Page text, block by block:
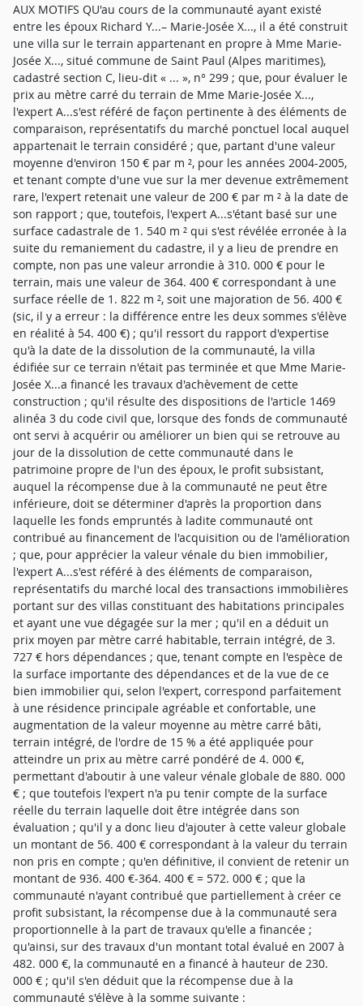
AUX MOTIFS QU'au cours de la communauté ayant existé
entre les époux Richard Y...– Marie-Josée X..., il a été construit
une villa sur le terrain appartenant en propre à Mme Marie-
Josée X..., situé commune de Saint Paul (Alpes maritimes),
cadastré section C, lieu-dit « ... », n° 299 ; que, pour évaluer le
prix au mètre carré du terrain de Mme Marie-Josée X...,
l'expert A...s'est référé de façon pertinente à des éléments de
comparaison, représentatifs du marché ponctuel local auquel
appartenait le terrain considéré ; que, partant d'une valeur
moyenne d'environ 150 € par m ², pour les années 2004-2005,
et tenant compte d'une vue sur la mer devenue extrêmement
rare, l'expert retenait une valeur de 200 € par m ² à la date de
son rapport ; que, toutefois, l'expert A...s'étant basé sur une
surface cadastrale de 1. 540 m ² qui s'est révélée erronée à la
suite du remaniement du cadastre, il y a lieu de prendre en
compte, non pas une valeur arrondie à 310. 000 € pour le
terrain, mais une valeur de 364. 400 € correspondant à une
surface réelle de 1. 822 m ², soit une majoration de 56. 400 €
(sic, il y a erreur : la différence entre les deux sommes s'élève
en réalité à 54. 400 €) ; qu'il ressort du rapport d'expertise
qu'à la date de la dissolution de la communauté, la villa
édifiée sur ce terrain n'était pas terminée et que Mme Marie-
Josée X...a financé les travaux d'achèvement de cette
construction ; qu'il résulte des dispositions de l'article 1469
alinéa 3 du code civil que, lorsque des fonds de communauté
ont servi à acquérir ou améliorer un bien qui se retrouve au
jour de la dissolution de cette communauté dans le
patrimoine propre de l'un des époux, le profit subsistant,
auquel la récompense due à la communauté ne peut être
inférieure, doit se déterminer d'après la proportion dans
laquelle les fonds empruntés à ladite communauté ont
contribué au financement de l'acquisition ou de l'amélioration
; que, pour apprécier la valeur vénale du bien immobilier,
l'expert A...s'est référé à des éléments de comparaison,
représentatifs du marché local des transactions immobilières
portant sur des villas constituant des habitations principales
et ayant une vue dégagée sur la mer ; qu'il en a déduit un
prix moyen par mètre carré habitable, terrain intégré, de 3.
727 € hors dépendances ; que, tenant compte en l'espèce de
la surface importante des dépendances et de la vue de ce
bien immobilier qui, selon l'expert, correspond parfaitement
à une résidence principale agréable et confortable, une
augmentation de la valeur moyenne au mètre carré bâti,
terrain intégré, de l'ordre de 15 % a été appliquée pour
atteindre un prix au mètre carré pondéré de 4. 000 €,
permettant d'aboutir à une valeur vénale globale de 880. 000
€ ; que toutefois l'expert n'a pu tenir compte de la surface
réelle du terrain laquelle doit être intégrée dans son
évaluation ; qu'il y a donc lieu d'ajouter à cette valeur globale
un montant de 56. 400 € correspondant à la valeur du terrain
non pris en compte ; qu'en définitive, il convient de retenir un
montant de 936. 400 €-364. 400 € = 572. 000 € ; que la
communauté n'ayant contribué que partiellement à créer ce
profit subsistant, la récompense due à la communauté sera
proportionnelle à la part de travaux qu'elle a financée ;
qu'ainsi, sur des travaux d'un montant total évalué en 2007 à
482. 000 €, la communauté en a financé à hauteur de 230.
000 € ; qu'il s'en déduit que la récompense due à la
communauté s'élève à la somme suivante :